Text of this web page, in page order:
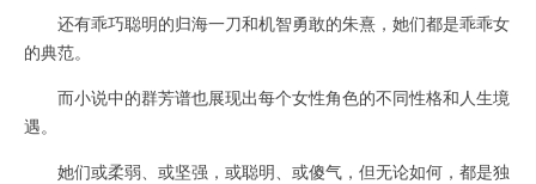
还有乖巧聪明的归海一刀和机智勇敢的朱熹，她们都是乖乖女
的典范。
而小说中的群芳谱也展现出每个女性角色的不同性格和人生境
遇。
她们或柔弱、或坚强，或聪明、或傻气，但无论如何，都是独